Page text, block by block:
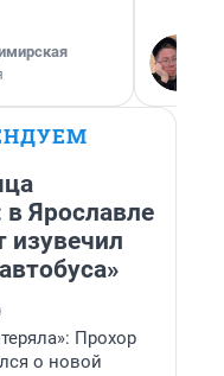
Ярославле
изувечил
Прохор
о новой